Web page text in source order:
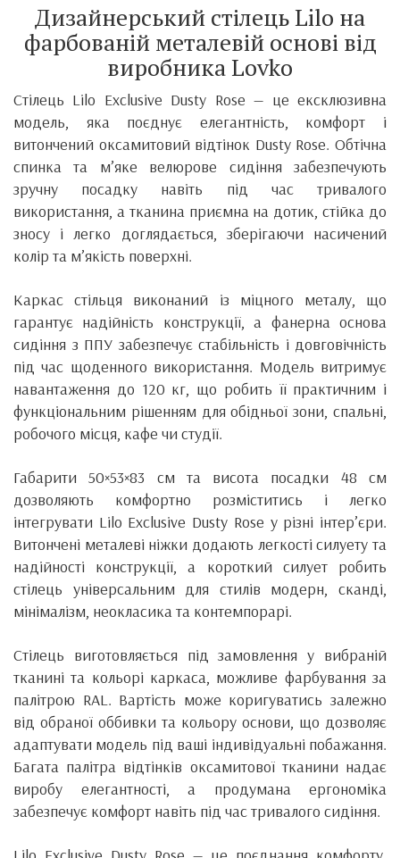
Дизайнерський стілець Lilo на
фарбованій металевій основі від
виробника Lovko
Стілець Lilo Exclusive Dusty Rose — це ексклюзивна
модель, яка поєднує елегантність, комфорт і
витончений оксамитовий відтінок Dusty Rose. Обтічна
спинка та м’яке велюрове сидіння забезпечують
зручну посадку навіть під час тривалого
використання, а тканина приємна на дотик, стійка до
зносу і легко доглядається, зберігаючи насичений
колір та м’якість поверхні.
Каркас стільця виконаний із міцного металу, що
гарантує надійність конструкції, а фанерна основа
сидіння з ППУ забезпечує стабільність і довговічність
під час щоденного використання. Модель витримує
навантаження до 120 кг, що робить її практичним і
функціональним рішенням для обідньої зони, спальні,
робочого місця, кафе чи студії.
Габарити 50×53×83 см та висота посадки 48 см
дозволяють комфортно розміститись і легко
інтегрувати Lilo Exclusive Dusty Rose у різні інтер’єри.
Витончені металеві ніжки додають легкості силуету та
надійності конструкції, а короткий силует робить
стілець універсальним для стилів модерн, сканді,
мінімалізм, неокласика та контемпорарі.
Стілець виготовляється під замовлення у вибраній
тканині та кольорі каркаса, можливе фарбування за
палітрою RAL. Вартість може коригуватись залежно
від обраної оббивки та кольору основи, що дозволяє
адаптувати модель під ваші індивідуальні побажання.
Багата палітра відтінків оксамитової тканини надає
виробу елегантності, а продумана ергономіка
забезпечує комфорт навіть під час тривалого сидіння.